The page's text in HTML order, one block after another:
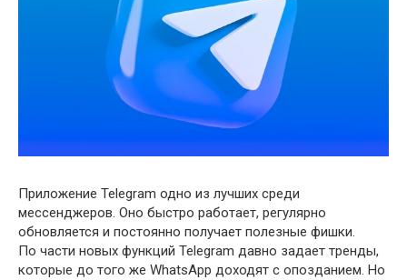
Приложение Telegram одно из лучших среди
мессенджеров. Оно быстро работает, регулярно
обновляется и постоянно получает полезные фишки.
По части новых функций Telegram давно задает тренды,
которые до того же WhatsApp доходят с опозданием. Но